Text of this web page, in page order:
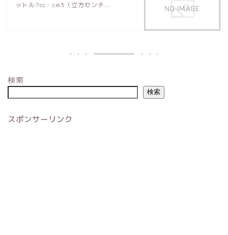
ットル?cc・cm3（立方センチ...
検索
検索
スポンサーリンク